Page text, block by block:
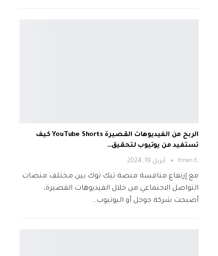
الربح من الفيديوهات القصيرة YouTube Shorts كيف
تستفيد من يوتيوب لتحقيق…
.Eman E أبريل 19, 2024
مع إرتفاع منافسة منصة تيك توك بين مختلف منصات
التواصل الاجتماعي من خلال الفيديوهات القصيرة،
أصبحت شركة جوجل أو اليوتيوب…